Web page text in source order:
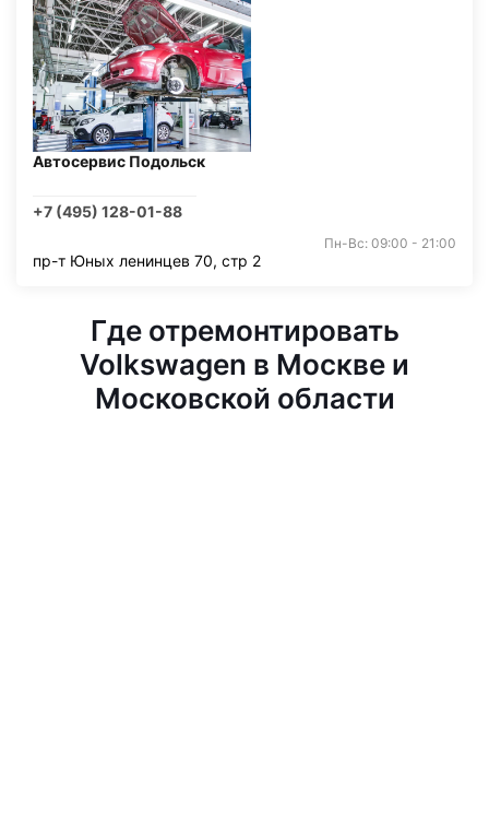
Автосервис Подольск
+7 (495) 128-01-88
Пн-Вс: 09:00 - 21:00
пр-т Юных ленинцев 70, стр 2
Где отремонтировать
Volkswagen в Москве и
Московской области